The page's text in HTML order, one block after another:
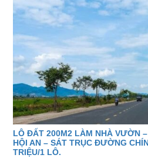
LÔ ĐẤT 200M2 LÀM NHÀ VƯỜN
HỘI AN – SÁT TRỤC ĐƯỜNG
TRIỆU/1 LÔ.